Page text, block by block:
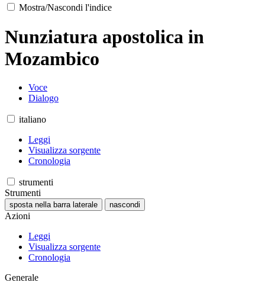
Mostra/Nascondi l'indice
Nunziatura apostolica in
Mozambico
Voce
Dialogo
italiano
Leggi
Visualizza sorgente
Cronologia
strumenti
Strumenti
sposta nella barra laterale nascondi
Azioni
Leggi
Visualizza sorgente
Cronologia
Generale